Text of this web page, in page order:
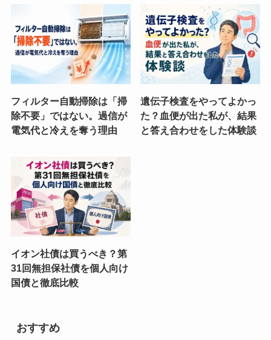
フィルター自動掃除は「掃
除不要」ではない。過信が
電気代と冷えを奪う理由
遺伝子検査をやってよかっ
た？血便が出た私が、結果
と答え合わせをした体験談
イオン社債は買うべき？第
31回無担保社債を個人向け
国債と徹底比較
おすすめ